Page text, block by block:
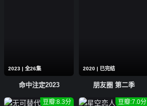
2023 | 全26集
命中注定2023
2020 | 已完结
朋友圈 第二季
豆瓣:8.3分 豆瓣:7.0分